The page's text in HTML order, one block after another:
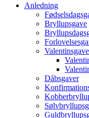
Anledning
Bryllupsgave
Valentinsgave
Dåbsgaver